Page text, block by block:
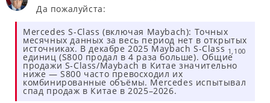
Да пожалуйста:
Mercedes S-Class (включая Maybach): Точных
месячных данных за весь период нет в открытых
источниках. В декабре 2025 Maybach S-Class 1,100
единиц (S800 продал в 4 раза больше). Общие
продажи S-Class/Maybach в Китае значительно
ниже — S800 часто превосходил их
комбинированные объёмы. Mercedes испытывал
спад продаж в Китае в 2025–2026.